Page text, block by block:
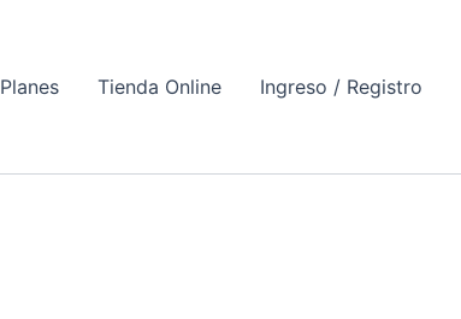
Planes Tienda Online Ingreso / Registro